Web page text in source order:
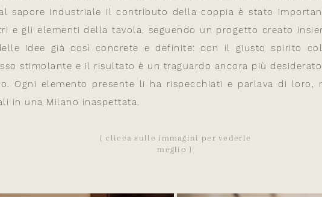
sapore industriale il contributo della coppia è stato
e gli elementi della tavola, seguendo un progetto creato
idee già così concrete e definite: con il giusto spirito
stimolante e il risultato è un traguardo ancora più
Ogni elemento presente li ha rispecchiati e parlava di loro,
in una Milano inaspettata.
{ clicca sulle immagini per vederle
meglio }